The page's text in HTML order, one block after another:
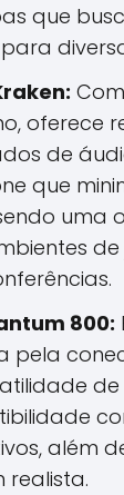
que
oferece
de
que
uma
de
800:
pela
de
além
realista.